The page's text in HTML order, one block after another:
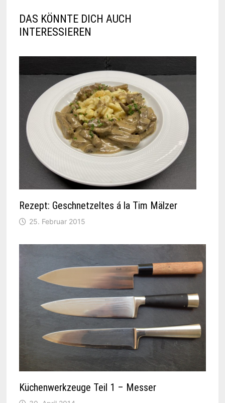
DAS KÖNNTE DICH AUCH
INTERESSIEREN
Rezept: Geschnetzeltes á la Tim Mälzer
25. Februar 2015
Küchenwerkzeuge Teil 1 – Messer